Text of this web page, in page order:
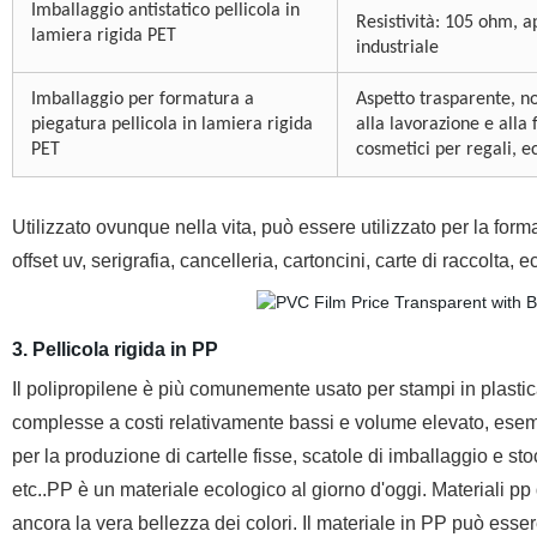
Imballaggio antistatico pellicola in
lamiera rigida PET
Resistività: 105 ohm,
industriale
Imballaggio per formatura a
piegatura pellicola in lamiera rigida
PET
Aspetto trasparente,
alla lavorazione e alla
cosmetici per regali,
Utilizzato ovunque nella vita, può essere utilizzato per la
offset uv, serigrafia, cancelleria, cartoncini, carte di raccolta,
3. Pellicola rigida in PP
Il polipropilene è più comunemente usato per stampi in
complesse a costi relativamente bassi e volume elevato,
per la produzione di cartelle fisse, scatole di imballaggio e
etc..PP è un materiale ecologico al giorno d'oggi. Materiali
ancora la vera bellezza dei colori. Il materiale in PP può